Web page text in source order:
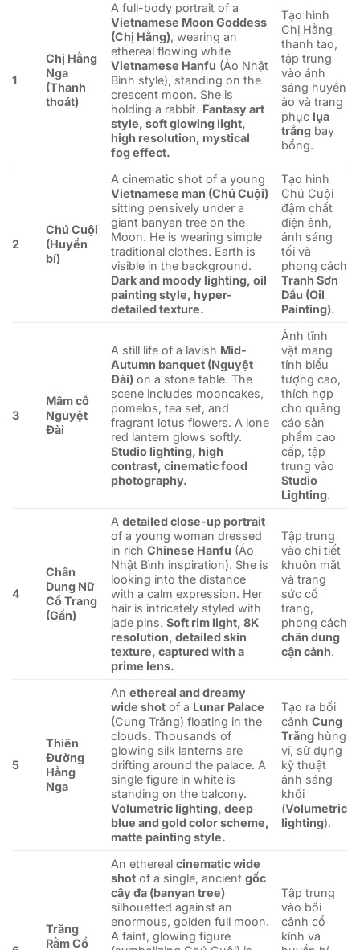
1
Chị Hằng
Nga
(Thanh
thoát)
A full-body portrait of a
Vietnamese Moon Goddess
(Chị Hằng), wearing an
ethereal flowing white
Vietnamese Hanfu (Áo Nhật
Bình style), standing on the
crescent moon. She is
holding a rabbit. Fantasy art
style, soft glowing light,
high resolution, mystical
fog effect.
Tạo hình
Chị Hằng
thanh tao,
tập trung
vào ánh
sáng huyền
ảo và trang
phục lụa
trắng bay
bổng.
2
Chú Cuội
(Huyền
bí)
A cinematic shot of a young
Vietnamese man (Chú Cuội)
sitting pensively under a
giant banyan tree on the
Moon. He is wearing simple
traditional clothes. Earth is
visible in the background.
Dark and moody lighting, oil
painting style, hyper-
detailed texture.
Tạo hình
Chú Cuội
đậm chất
điện ảnh,
ánh sáng
tối và
phong cách
Tranh Sơn
Dầu (Oil
Painting).
3
Mâm cỗ
Nguyệt
Đài
A still life of a lavish Mid-
Autumn banquet (Nguyệt
Đài) on a stone table. The
scene includes mooncakes,
pomelos, tea set, and
fragrant lotus flowers. A lone
red lantern glows softly.
Studio lighting, high
contrast, cinematic food
photography.
Ảnh tĩnh
vật mang
tính biểu
tượng cao,
thích hợp
cho quảng
cáo sản
phẩm cao
cấp, tập
trung vào
Studio
Lighting.
4
Chân
Dung Nữ
Cổ Trang
(Gần)
Adetailed close-up portrait
of a young woman dressed
in richChinese Hanfu (Áo
Nhật Bình inspiration). She is
looking into the distance
with a calm expression. Her
hair is intricately styled with
jade pins.Soft rim light, 8K
resolution, detailed skin
texture, captured with a
prime lens.
Tập trung
vào chi tiết
khuôn mặt
và trang
sức cổ
trang,
phong cách
chân dung
cận cảnh.
5
Thiên
Đường
Hằng
Nga
Anethereal and dreamy
wide shot of a Lunar Palace
(Cung Trăng) floating in the
clouds. Thousands of
glowing silk lanterns are
drifting around the palace. A
single figure in white is
standing on the balcony.
Volumetric lighting, deep
blue and gold color scheme,
matte painting style.
Tạo ra bối
cảnhCung
Trăng hùng
vĩ, sử dụng
kỹ thuật
ánh sáng
khối
(Volumetric
lighting).
Trăng
Rằm Cổ
An etherealcinematic wide
shot of a single, ancientgốc
cây đa (banyan tree)
silhouetted against an
enormous, golden full moon.
A faint, glowing figure
Tập trung
vào bối
cảnh cổ
kính và